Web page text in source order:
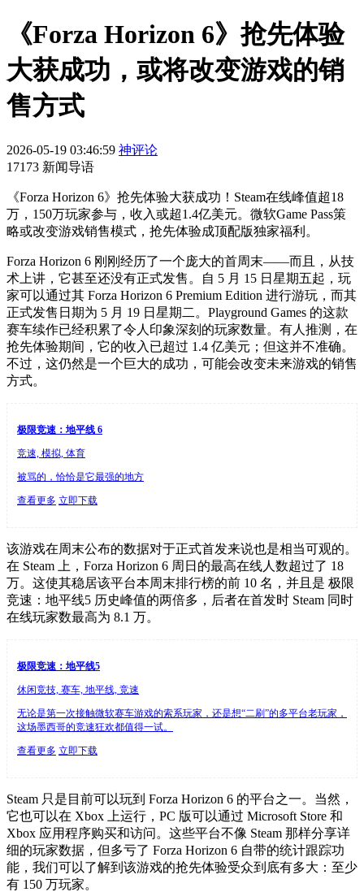
《Forza Horizon 6》抢先体验
大获成功，或将改变游戏的销
售方式
2026-05-19 03:46:59 神评论
17173 新闻导语
《Forza Horizon 6》抢先体验大获成功！Steam在线峰值超18
万，150万玩家参与，收入或超1.4亿美元。微软Game Pass策
略或改变游戏销售模式，抢先体验成顶配版独家福利。
Forza Horizon 6 刚刚经历了一个庞大的首周末——而且，从技
术上讲，它甚至还没有正式发售。自 5 月 15 日星期五起，玩
家可以通过其 Forza Horizon 6 Premium Edition 进行游玩，而其
正式发售日期为 5 月 19 日星期二。Playground Games 的这款
赛车续作已经积累了令人印象深刻的玩家数量。有人推测，在
抢先体验期间，它的收入已超过 1.4 亿美元；但这并不准确。
不过，这仍然是一个巨大的成功，可能会改变未来游戏的销售
方式。
极限竞速：地平线 6
竞速, 模拟, 体育
被骂的，恰恰是它最强的地方
查看更多 立即下载
该游戏在周末公布的数据对于正式首发来说也是相当可观的。
在 Steam 上，Forza Horizon 6 周日的最高在线人数超过了 18
万。这使其稳居该平台本周末排行榜的前 10 名，并且是 极限
竞速：地平线5 历史峰值的两倍多，后者在首发时 Steam 同时
在线玩家数最高为 8.1 万。
极限竞速：地平线5
休闲竞技, 赛车, 地平线, 竞速
无论是第一次接触微软赛车游戏的索系玩家，还是想“二刷”的多平台老玩家，
这场墨西哥的竞速狂欢都值得一试。
查看更多 立即下载
Steam 只是目前可以玩到 Forza Horizon 6 的平台之一。当然，
它也可以在 Xbox 上运行，PC 版可以通过 Microsoft Store 和
Xbox 应用程序购买和访问。这些平台不像 Steam 那样分享详
细的玩家数据，但多亏了 Forza Horizon 6 自带的统计跟踪功
能，我们可以了解到该游戏的抢先体验受众到底有多大：至少
有 150 万玩家。